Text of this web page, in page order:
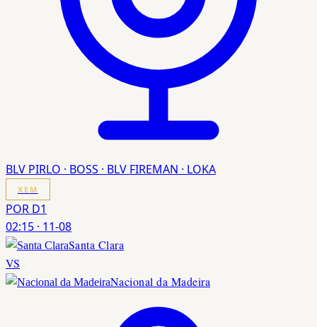
BLV PIRLO · BOSS · BLV FIREMAN · LOKA
XEM
POR D1
02:15 · 11-08
Santa Clara
VS
Nacional da Madeira